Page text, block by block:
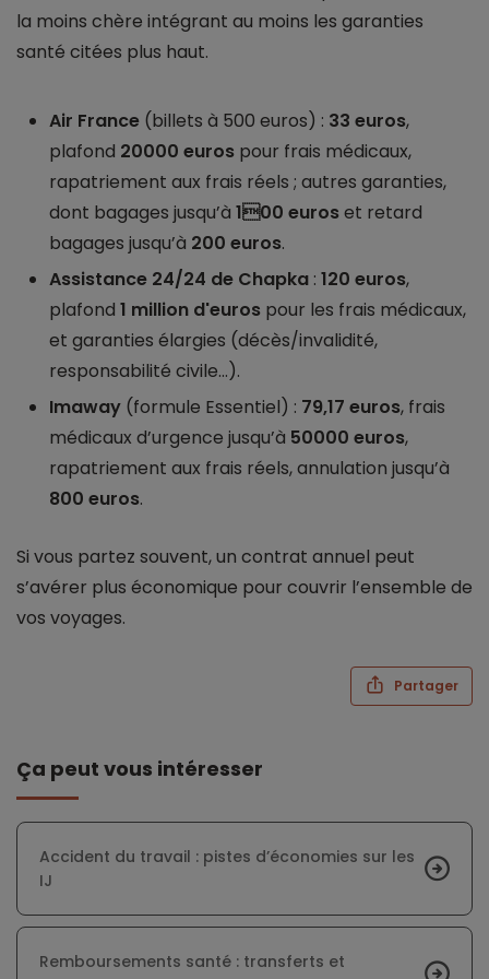
la moins chère intégrant au moins les garanties
santé citées plus haut.
Air France (billets à 500 euros) : 33 euros,
plafond 20000 euros pour frais médicaux,
rapatriement aux frais réels ; autres garanties,
dont bagages jusqu’à 100 euroset retard
bagages jusqu’à 200 euros.
Assistance 24/24 de Chapka : 120 euros,
plafond 1 million d'euros pour les frais médicaux,
et garanties élargies (décès/invalidité,
responsabilité civile…).
Imaway (formule Essentiel) : 79,17 euros, frais
médicaux d’urgence jusqu’à 50000 euros,
rapatriement aux frais réels, annulation jusqu’à
800 euros.
Si vous partez souvent, un contrat annuel peut
s’avérer plus économique pour couvrir l’ensemble de
vos voyages.
Partager
Ça peut vous intéresser
Accident du travail : pistes d’économies sur les
IJ
Remboursements santé : transferts et